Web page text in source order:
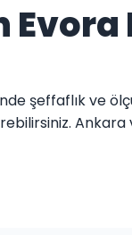
şeffaflık ve
Ankara